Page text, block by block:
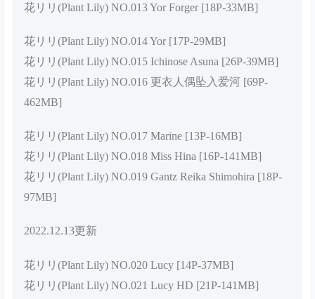
花リリ(Plant Lily) NO.013 Yor Forger [18P-33MB]
花リリ(Plant Lily) NO.014 Yor [17P-29MB]
花リリ(Plant Lily) NO.015 Ichinose Asuna [26P-39MB]
花リリ(Plant Lily) NO.016 更衣人偶坠入爱河 [69P-
462MB]
花リリ(Plant Lily) NO.017 Marine [13P-16MB]
花リリ(Plant Lily) NO.018 Miss Hina [16P-141MB]
花リリ(Plant Lily) NO.019 Gantz Reika Shimohira [18P-
97MB]
2022.12.13更新
花リリ(Plant Lily) NO.020 Lucy [14P-37MB]
花リリ(Plant Lily) NO.021 Lucy HD [21P-141MB]